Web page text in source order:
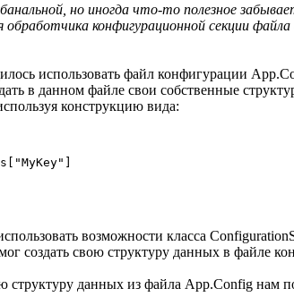
но иногда что-то полезное
обработчика конфигурационной секции
использовать файл конфигурации
в данном файле свои собственные
конструкцию вида:
возможности класса
создать свою структуру данных в файле
структуру данных из файла App.Config нам